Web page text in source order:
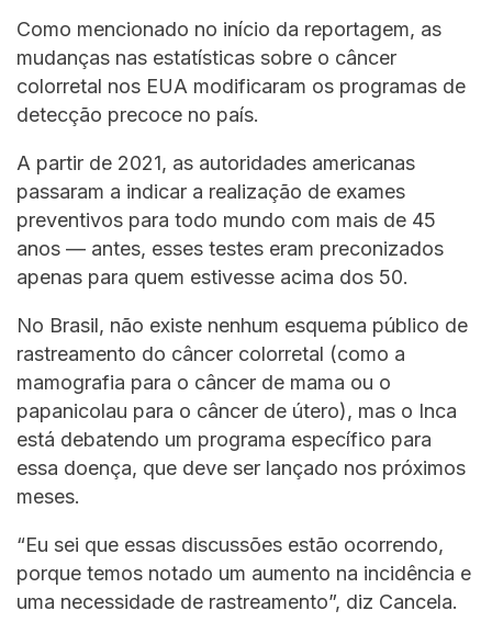
Como mencionado no início da reportagem, as
mudanças nas estatísticas sobre o câncer
colorretal nos EUA modificaram os programas de
detecção precoce no país.
A partir de 2021, as autoridades americanas
passaram a indicar a realização de exames
preventivos para todo mundo com mais de 45
anos — antes, esses testes eram preconizados
apenas para quem estivesse acima dos 50.
No Brasil, não existe nenhum esquema público de
rastreamento do câncer colorretal (como a
mamografia para o câncer de mama ou o
papanicolau para o câncer de útero), mas o Inca
está debatendo um programa específico para
essa doença, que deve ser lançado nos próximos
meses.
“Eu sei que essas discussões estão ocorrendo,
porque temos notado um aumento na incidência e
uma necessidade de rastreamento”, diz Cancela.